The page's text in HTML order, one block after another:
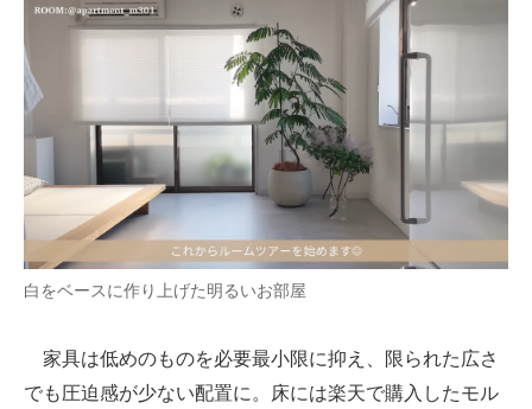
白をベースに作り上げた明るいお部屋
家具は低めのものを必要最小限に抑え、限られた広さ
でも圧迫感が少ない配置に。床には楽天で購入したモル